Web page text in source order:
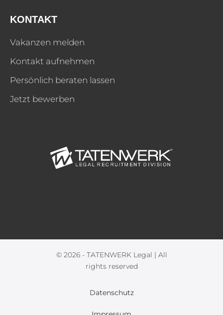
KONTAKT
Vakanzen melden
Kontakt aufnehmen
Persönlich beraten lassen
Jetzt bewerben
© 2026 - TATENWERK Legal | All
rights reserved
Datenschutz